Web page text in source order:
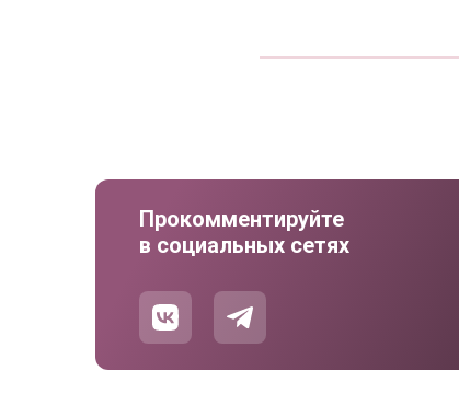
Прокомментируйте
в социальных сетях